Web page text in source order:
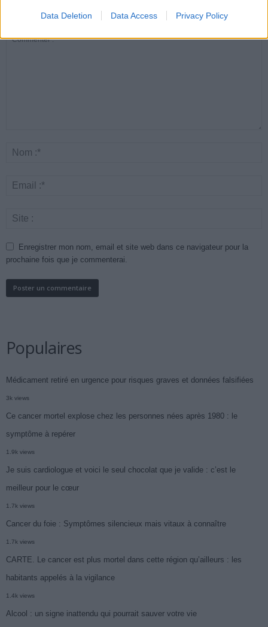
Data Deletion Data Access Privacy Policy
LAISSER UN COMMENTAIRE
Enregistrer mon nom, email et site web dans ce navigateur pour la
prochaine fois que je commenterai.
Populaires
Médicament retiré en urgence pour risques graves et données falsifiées
3k views
Ce cancer mortel explose chez les personnes nées après 1980 : le
symptôme à repérer
1.9k views
Je suis cardiologue et voici le seul chocolat que je valide : c’est le
meilleur pour le cœur
1.7k views
Cancer du foie : Symptômes silencieux mais vitaux à connaître
1.7k views
CARTE. Le cancer est plus mortel dans cette région qu’ailleurs : les
habitants appelés à la vigilance
1.4k views
Alcool : un signe inattendu qui pourrait sauver votre vie